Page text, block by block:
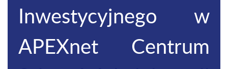
Inwestycyjnego w
APEXnet Centrum